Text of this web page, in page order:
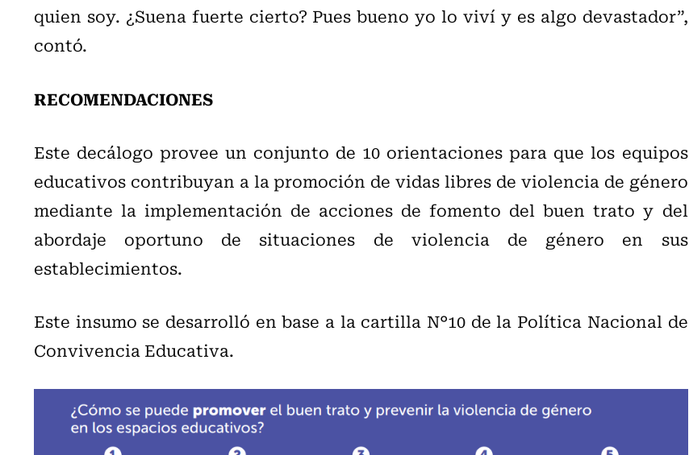
quien soy. ¿Suena fuerte cierto? Pues bueno yo lo viví y es algo devastador”,
contó.
RECOMENDACIONES
Este decálogo provee un conjunto de 10 orientaciones para que los equipos
educativos contribuyan a la promoción de vidas libres de violencia de género
mediante la implementación de acciones de fomento del buen trato y del
abordaje oportuno de situaciones de violencia de género en sus
establecimientos.
Este insumo se desarrolló en base a la cartilla N°10 de la Política Nacional de
Convivencia Educativa.